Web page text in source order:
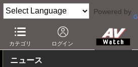
Powered by
カテゴリ ログイン
AV Watch 製品 プロジェクタ エプ
ニュース